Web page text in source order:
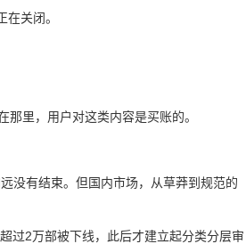
关闭。
里，用户对这类内容是买账的。
没有结束。但国内市场，从草莽到规范的
过2万部被下线，此后才建立起分类分层审